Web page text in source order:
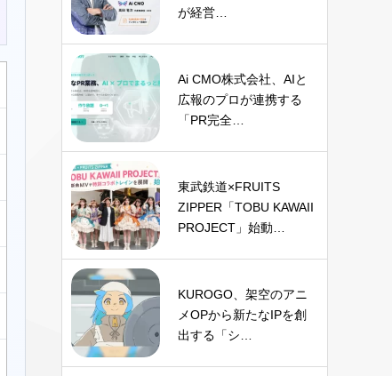
が経営…
Ai CMO株式会社、AIと
広報のプロが連携する
「PR完全…
東武鉄道×FRUITS
ZIPPER「TOBU KAWAII
PROJECT」始動…
KUROGO、架空のアニ
メOPから新たなIPを創
出する「シ…